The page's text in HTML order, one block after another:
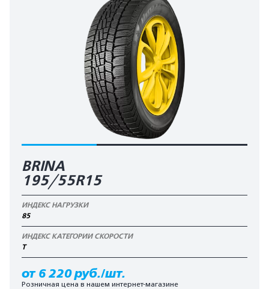
BRINA
195/55R15
ИНДЕКС НАГРУЗКИ
85
ИНДЕКС КАТЕГОРИИ СКОРОСТИ
T
от 6 220 руб./шт.
Розничная цена в нашем интернет-магазине